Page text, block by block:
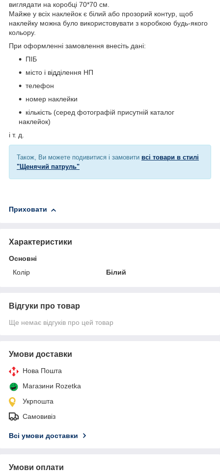
виглядати на коробці 70*70 см.
Майже у всіх наклейок є білий або прозорий контур, щоб
наклейку можна було використовувати з коробкою будь-якого
кольору.
При оформленні замовлення внесіть дані:
ПІБ
місто і відділення НП
телефон
номер наклейки
кількість (серед фотографій присутній каталог
наклейок)
і т. д.
Також, Ви можете подивитися і замовити всі товари в стилі
"Щенячий патруль"
Приховати
Характеристики
Основні
Колір
Білий
Відгуки про товар
Ще немає відгуків про цей товар
Умови доставки
Нова Пошта
Магазини Rozetka
Укрпошта
Самовивіз
Всі умови доставки
Умови оплати